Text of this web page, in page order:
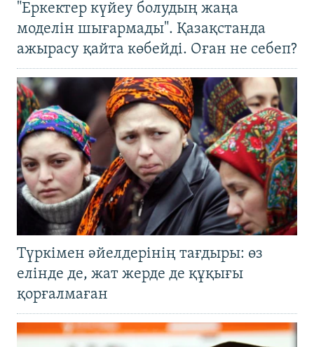
"Еркектер күйеу болудың жаңа
моделін шығармады". Қазақстанда
ажырасу қайта көбейді. Оған не себеп?
Түркімен әйелдерінің тағдыры: өз
елінде де, жат жерде де құқығы
қорғалмаған